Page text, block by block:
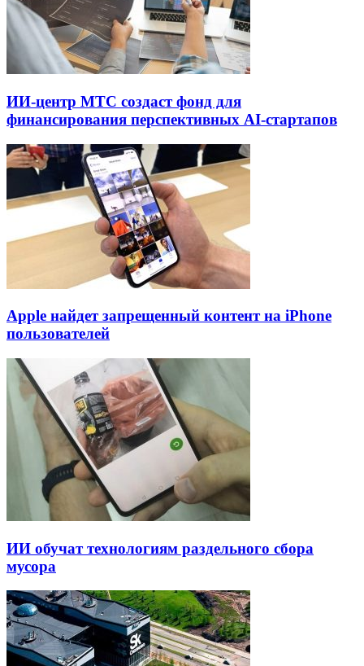
ИИ-центр МТС создаст фонд для
финансирования перспективных AI-стартапов
Apple найдет запрещенный контент на iPhone
пользователей
ИИ обучат технологиям раздельного сбора
мусора